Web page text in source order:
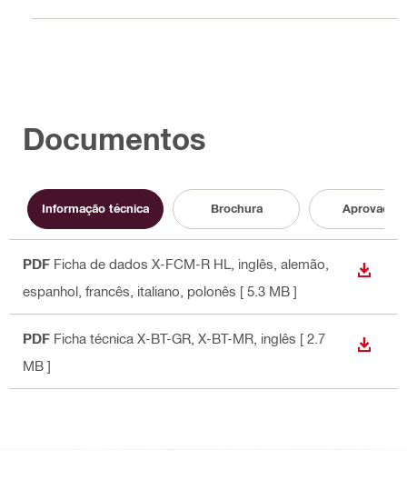
Documentos
Informação técnica Brochura Aprovação
PDF Ficha de dados X-FCM-R HL , inglês, alemão,
espanhol, francês, italiano, polonês [ 5.3 MB ]
PDF Ficha técnica X-BT-GR, X-BT-MR , inglês [ 2.7
MB ]